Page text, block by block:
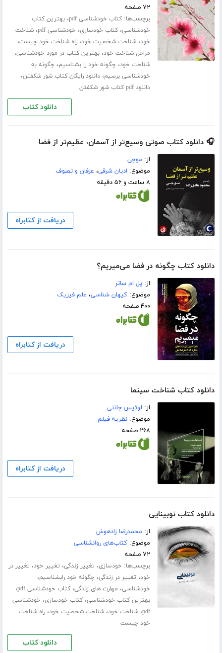
۷۲ صفحه
برچسب‌ها:کتاب خودشناسی pdf ،بهترین کتاب
خودشناسی،کتاب خودسازی، خودشناسی pdf ،شناخت
خود،شناخت شخصیت خود،راه شناخت خود چیست،
مراحل شناخت خود،بهترین کتاب در مورد خودشناسی،
شناخت خود، چگونه خود را بشناسیم، چگونه به
خودشناسی برسیم،دانلود رایگان کتاب شور شکفتن،
دانلود pdf کتاب شور شکفتن
دانلود کتاب
🎧 دانلود کتاب صوتی وسیع‌تر از آسمان، عظیم‌تر از فضا
از: موجی
موضوع: ادیان شرقی، عرفان و تصوف
۸ ساعت و ۵۶ دقیقه
دریافت از کتابراه
دانلود کتاب چگونه در فضا می‌میریم؟
از:پل ام ساتر
موضوع:کیهان شناسی، علم فیزیک
۴۰۰ صفحه
دریافت از کتابراه
دانلود کتاب شناخت سینما
از: لوئیس جانتی
موضوع:نظریه فیلم
۲۶۸ صفحه
دریافت از کتابراه
دانلود کتاب نوبینایی
از: محمدرضا زادهوش
موضوع:کتاب‌های روانشناسی
۷۲ صفحه
برچسب‌ها: خودسازی، تغییر زندگی، تغییر خود، تغییر در
خود، تغییر در زندگی، چگونه خود رابشناسیم،
خودشناسی، مهارت های زندگی،کتاب خودشناسی pdf ،
بهترین کتاب خودشناسی،کتاب خودسازی، خودشناسی
pdf،شناخت خود،شناخت شخصیت خود،راه شناخت
خود چیست
دانلود کتاب